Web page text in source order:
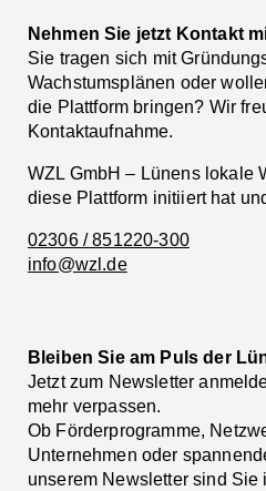
Nehmen Sie jetzt Kontakt
Sie tragen sich mit
Wachstumsplänen oder
die Plattform bringen? Wir
Kontaktaufnahme.
WZL GmbH – Lünens lokale
diese Plattform initiiert hat
02306 / 851220-300
info@wzl.de
Bleiben Sie am Puls der
Jetzt zum Newsletter
mehr verpassen.
Ob Förderprogramme,
Unternehmen oder
unserem Newsletter sind Sie